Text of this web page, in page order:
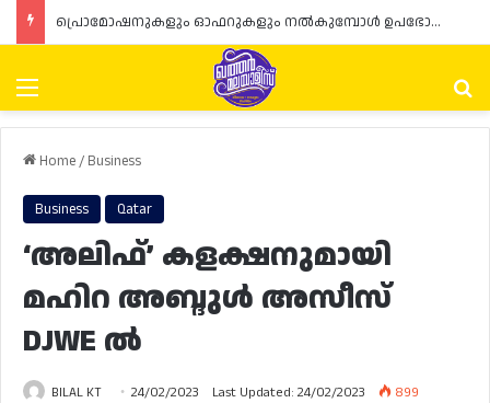
പ്രൊമോഷനുകളും ഓഫറുകളും നൽകുമ്പോൾ ഉപഭോക്താക്കളുടെ അവകാശങ്ങൾ ഉറപ്പാക്കണമെന്ന് ഖത്തർ വാണിജ്യ വ്യവസായ മന്ത്രാലയത്തിന്റെ (MoCI) നിർദ്ദേശം
Menu
Home/ Business
Business Qatar
‘അലിഫ്’ കളക്ഷനുമായി
മഹിറ അബ്ദുൾ അസീസ്
DJWE ൽ
BILAL KT 24/02/2023 Last Updated: 24/02/2023
899